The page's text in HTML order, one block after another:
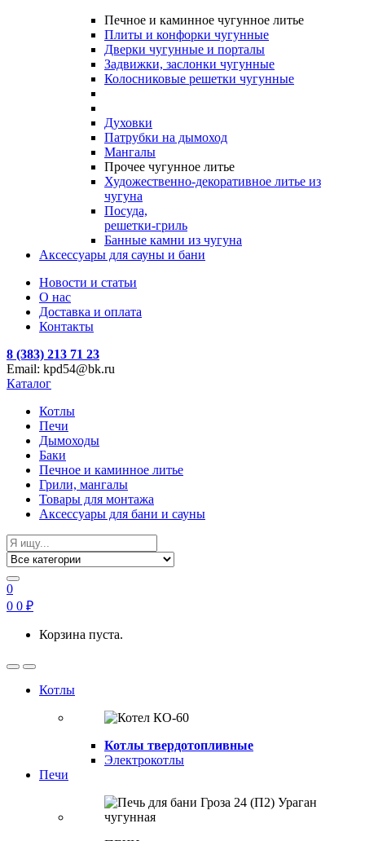
Печное и каминное чугунное литье
Плиты и конфорки чугунные
Дверки чугунные и порталы
Задвижки, заслонки чугунные
Колосниковые решетки чугунные
Духовки
Патрубки на дымоход
Мангалы
Прочее чугунное литье
Художественно-декоративное литье из
чугуна
Посуда,
решетки-гриль
Банные камни из чугуна
Аксессуары для сауны и бани
Новости и статьи
О нас
Доставка и оплата
Контакты
8 (383) 213 71 23
Email: kpd54@bk.ru
Каталог
Котлы
Печи
Дымоходы
Баки
Печное и каминное литье
Грили, мангалы
Товары для монтажа
Аксессуары для бани и сауны
Search
for:
0
0 0 ₽
Корзина пуста.
OpenClose
Котлы
Котлы твердотопливные
Электрокотлы
Печи